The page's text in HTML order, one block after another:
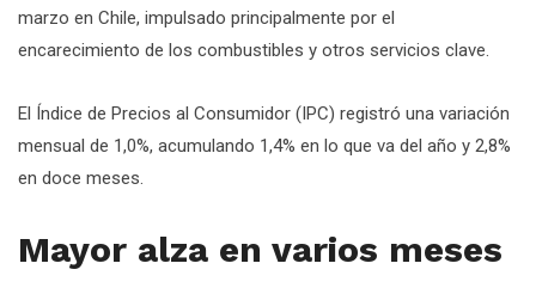
marzo en Chile, impulsado principalmente por el
encarecimiento de los combustibles y otros servicios clave.
El Índice de Precios al Consumidor (IPC) registró una variación
mensual de 1,0%, acumulando 1,4% en lo que va del año y 2,8%
en doce meses.
Mayor alza en varios meses